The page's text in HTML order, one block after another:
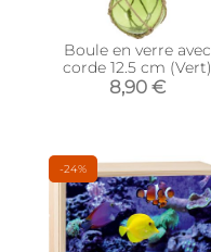
Boule en verre avec
corde 12.5 cm (Vert)
8,90 €
-24%